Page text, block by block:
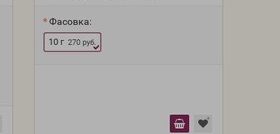
Фасовка:
10 г 270 руб.